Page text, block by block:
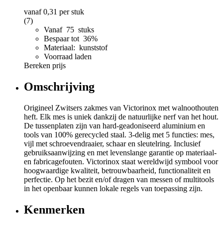
vanaf0,31 per stuk
(7)
Vanaf 75 stuks
Bespaar tot 36%
Materiaal: kunststof
Voorraad laden
Bereken prijs
Omschrijving
Origineel Zwitsers zakmes van Victorinox met walnoothouten
heft. Elk mes is uniek dankzij de natuurlijke nerf van het hout.
De tussenplaten zijn van hard-geadoniseerd aluminium en
tools van 100% gerecycled staal. 3-delig met 5 functies: mes,
vijl met schroevendraaier, schaar en sleutelring. Inclusief
gebruiksaanwijzing en met levenslange garantie op materiaal-
en fabricagefouten. Victorinox staat wereldwijd symbool voor
hoogwaardige kwaliteit, betrouwbaarheid, functionaliteit en
perfectie. Op het bezit en/of dragen van messen of multitools
in het openbaar kunnen lokale regels van toepassing zijn.
Kenmerken